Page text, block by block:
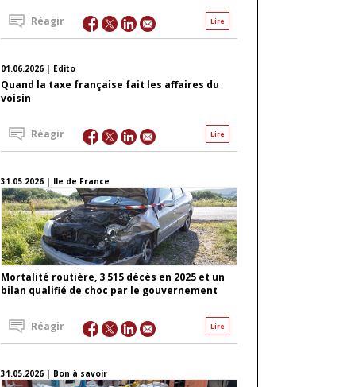
Lire
Réagir
01.06.2026 | Edito
Quand la taxe française fait les affaires du
voisin
Lire
Réagir
31.05.2026 | Ile de France
Mortalité routière, 3 515 décès en 2025 et un
bilan qualifié de choc par le gouvernement
Lire
Réagir
31.05.2026 | Bon à savoir